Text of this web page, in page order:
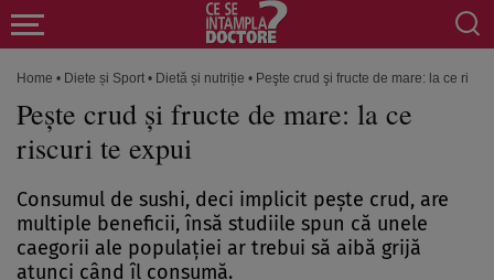
Home • Diete și Sport • Dietă și nutriție • Peşte crud şi fructe de mare: la ce
Peşte crud şi fructe de mare: la ce
riscuri te expui
Consumul de sushi, deci implicit peşte crud, are
multiple beneficii, însă studiile spun că unele
caegorii ale populaţiei ar trebui să aibă grijă
atunci când îl consumă.